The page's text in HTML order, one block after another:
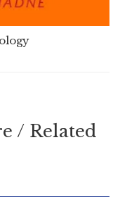
/ Related